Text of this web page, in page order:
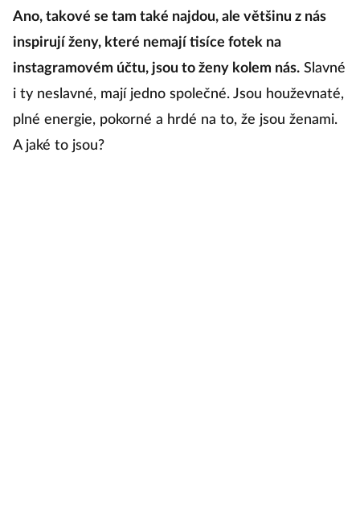
Ano, takové se tam také najdou, ale většinu z nás
inspirují ženy, které nemají tisíce fotek na
instagramovém účtu, jsou to ženy kolem nás. Slavné
i ty neslavné, mají jedno společné. Jsou houževnaté,
plné energie, pokorné a hrdé na to, že jsou ženami.
A jaké to jsou?